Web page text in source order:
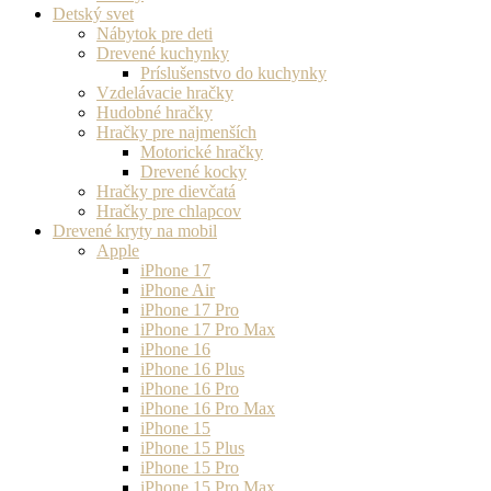
Detský svet
Nábytok pre deti
Drevené kuchynky
Príslušenstvo do kuchynky
Vzdelávacie hračky
Hudobné hračky
Hračky pre najmenších
Motorické hračky
Drevené kocky
Hračky pre dievčatá
Hračky pre chlapcov
Drevené kryty na mobil
Apple
iPhone 17
iPhone Air
iPhone 17 Pro
iPhone 17 Pro Max
iPhone 16
iPhone 16 Plus
iPhone 16 Pro
iPhone 16 Pro Max
iPhone 15
iPhone 15 Plus
iPhone 15 Pro
iPhone 15 Pro Max